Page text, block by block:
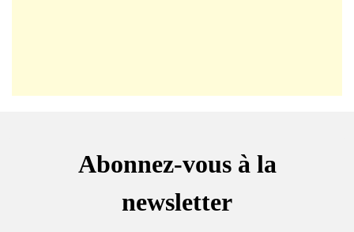
Abonnez-vous à la
newsletter